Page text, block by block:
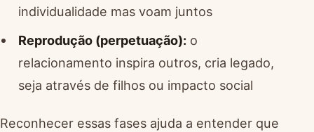
individualidade mas voam juntos
Reprodução (perpetuação):o
relacionamento inspira outros, cria legado,
seja através de filhos ou impacto social
Reconhecer essas fases ajuda a entender que